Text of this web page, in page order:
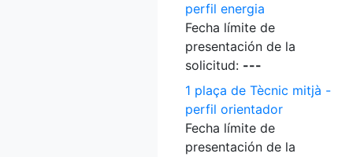
perfil energia
Fecha límite de
presentación de la
solicitud: ---
1 plaça de Tècnic mitjà -
perfil orientador
Fecha límite de
presentación de la